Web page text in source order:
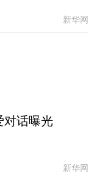
新华网
话曝光
新华网